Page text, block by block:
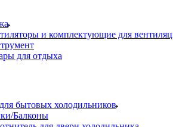
и комплектующие для
для отдыха
бытовых холодильников
Балконы